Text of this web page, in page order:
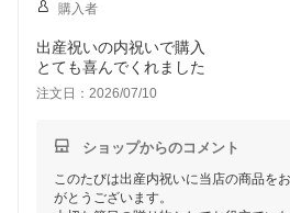
購入者
出産祝いの内祝いで購入
注文日：2026/07/10
ショップからのコメント
このたびは出産内祝いに当店の商品を
がとうございます。